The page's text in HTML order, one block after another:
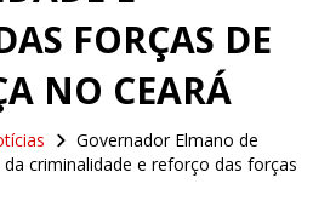
FORÇAS DE
NO CEARÁ
Governador Elmano de
criminalidade e reforço das forças